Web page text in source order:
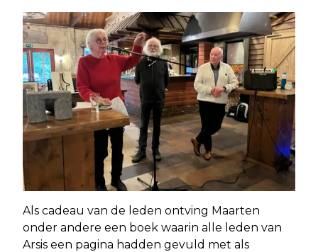
Als cadeau van de leden ontving Maarten
onder andere een boek waarin alle leden van
Arsis een pagina hadden gevuld met als